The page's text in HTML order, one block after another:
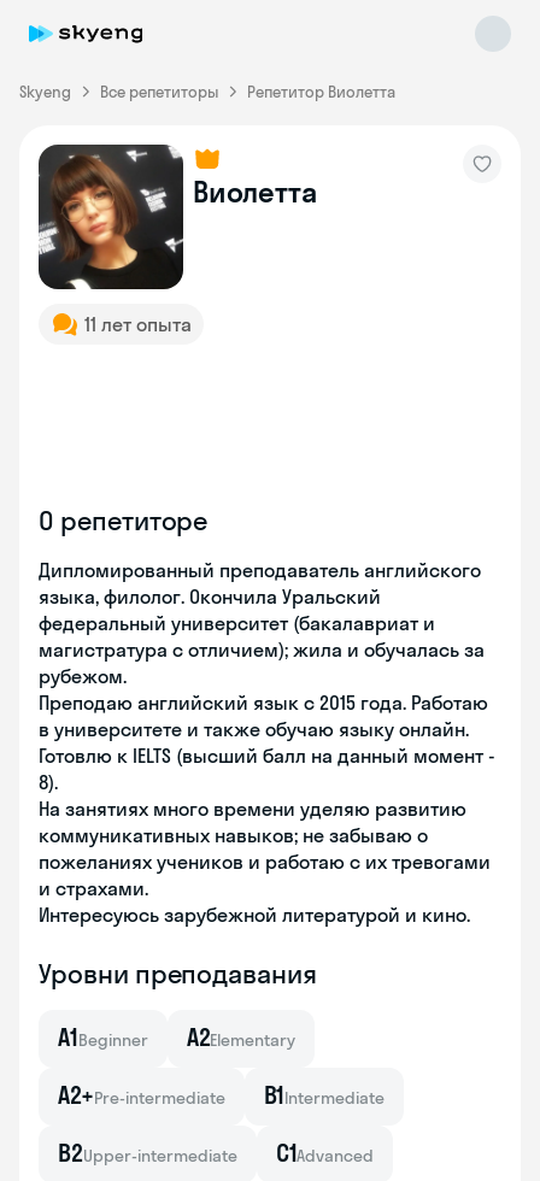
Skyeng Все репетиторы Репетитор Виолетта
Виолетта
11 лет опыта
О репетиторе
Дипломированный преподаватель английского
языка, филолог. Окончила Уральский
федеральный университет (бакалавриат и
магистратура с отличием); жила и обучалась за
рубежом.
Преподаю английский язык с 2015 года. Работаю
в университете и также обучаю языку онлайн.
Готовлю к IELTS (высший балл на данный момент -
8).
На занятиях много времени уделяю развитию
коммуникативных навыков; не забываю о
пожеланиях учеников и работаю с их тревогами
и страхами.
Интересуюсь зарубежной литературой и кино.
Уровни преподавания
A1Beginner A2Elementary
A2+Pre-intermediate B1Intermediate
B2Upper-intermediate C1Advanced
Skyeng Chat
online